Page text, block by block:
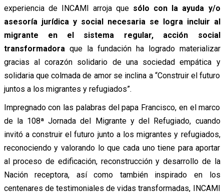
experiencia de INCAMI arroja que sólo con la ayuda y/o
asesoría jurídica y social necesaria se logra incluir al
migrante en el sistema regular, acción social
transformadora que la fundación ha logrado materializar
gracias al corazón solidario de una sociedad empática y
solidaria que colmada de amor se inclina a “Construir el futuro
juntos a los migrantes y refugiados”.
Impregnado con las palabras del papa Francisco, en el marco
de la 108ª Jornada del Migrante y del Refugiado, cuando
invitó a construir el futuro junto a los migrantes y refugiados,
reconociendo y valorando lo que cada uno tiene para aportar
al proceso de edificación, reconstrucción y desarrollo de la
Nación receptora, así como también inspirado en los
centenares de testimoniales de vidas transformadas, INCAMI